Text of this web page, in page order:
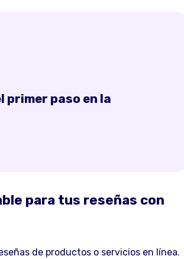
primer paso en la
para tus reseñas con
de productos o servicios en línea.